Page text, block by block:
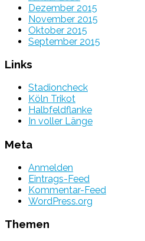
Dezember 2015
November 2015
Oktober 2015
September 2015
Links
Stadioncheck
Köln Trikot
Halbfeldflanke
In voller Länge
Meta
Anmelden
Eintrags-Feed
Kommentar-Feed
WordPress.org
Themen